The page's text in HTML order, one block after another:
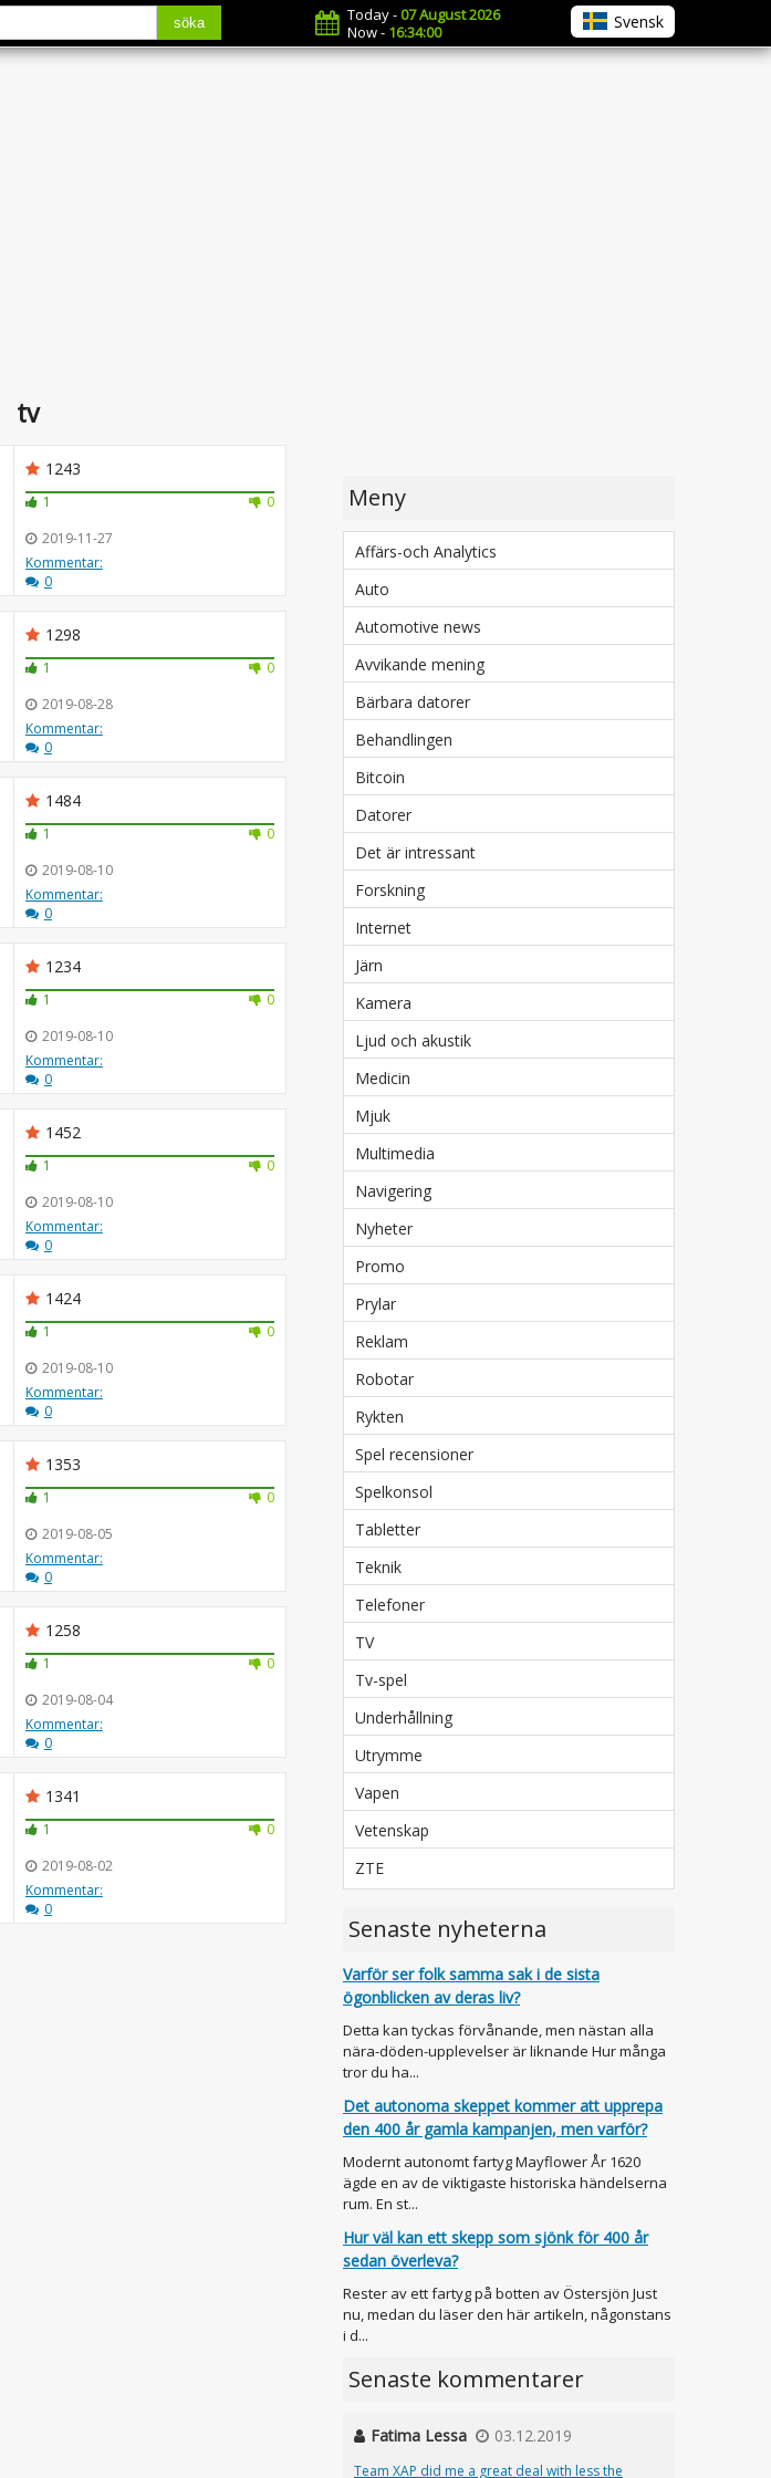
söka Today -07 August 2026
Now - 16:34:00 Svensk
tv
1243
1
0
2019-11-27
Kommentar:
0
1298
1
0
2019-08-28
Kommentar:
0
1484
1
0
2019-08-10
Kommentar:
0
1234
1
0
2019-08-10
Kommentar:
0
1452
1
0
2019-08-10
Kommentar:
0
1424
1
0
2019-08-10
Kommentar:
0
1353
1
0
2019-08-05
Kommentar:
0
1258
1
0
2019-08-04
Kommentar:
0
1341
1
0
2019-08-02
Kommentar:
0
Meny
Affärs-och Analytics
Auto
Automotive news
Avvikande mening
Bärbara datorer
Behandlingen
Bitcoin
Datorer
Det är intressant
Forskning
Internet
Järn
Kamera
Ljud och akustik
Medicin
Mjuk
Multimedia
Navigering
Nyheter
Promo
Prylar
Reklam
Robotar
Rykten
Spel recensioner
Spelkonsol
Tabletter
Teknik
Telefoner
TV
Tv-spel
Underhållning
Utrymme
Vapen
Vetenskap
ZTE
Senaste nyheterna
Varför ser folk samma sak i de sista
ögonblicken av deras liv?
Detta kan tyckas förvånande, men nästan alla
nära-döden-upplevelser är liknande Hur många
tror du ha...
Det autonoma skeppet kommer att upprepa
den 400 år gamla kampanjen, men varför?
Modernt autonomt fartyg Mayflower År 1620
ägde en av de viktigaste historiska händelserna
rum. En st...
Hur väl kan ett skepp som sjönk för 400 år
sedan överleva?
Rester av ett fartyg på botten av Östersjön Just
nu, medan du läser den här artikeln, någonstans
i d...
Senaste kommentarer
Fatima Lessa 03.12.2019
Team XAP did me a great deal with less the